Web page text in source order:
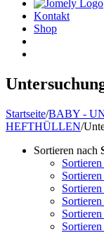
Kontakt
Shop
Startseite/BABY -
HEFTHÜLLEN/
Sortieren nach
Sortieren
Sortieren
Sortieren
Sortieren
Sortieren
Sortieren